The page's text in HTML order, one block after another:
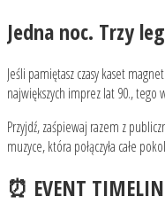
Jedna noc. Trzy
Jeśli pamiętasz czasy kaset
największych imprez lat 90., tego
Przyjdź, zaśpiewaj razem z
muzyce, która połączyła całe
⏰ EVENT